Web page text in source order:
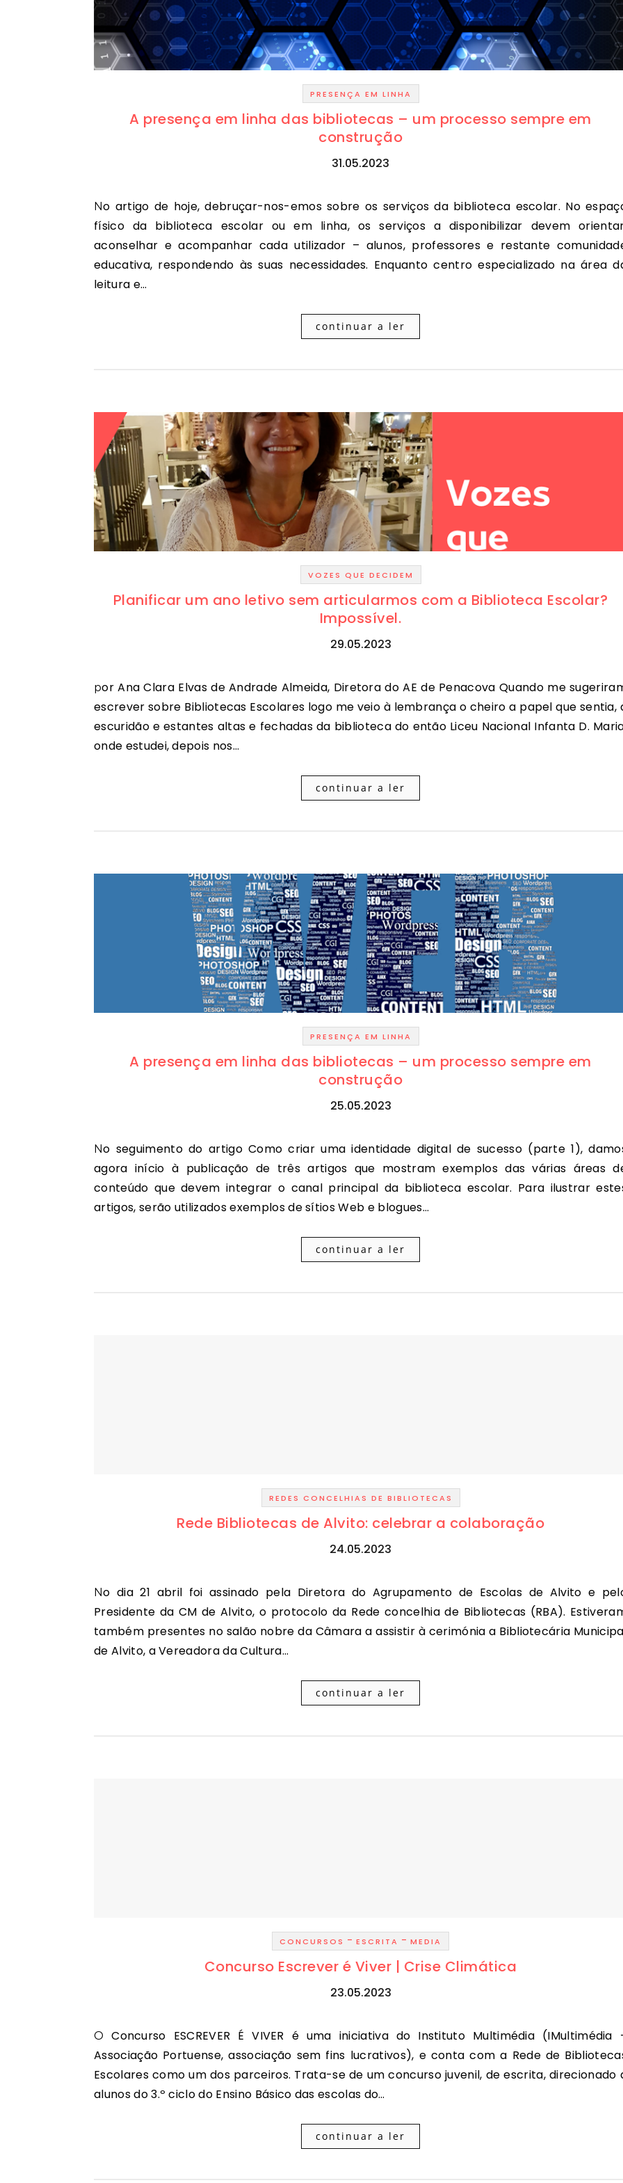
PRESENÇA EM LINHA
A presença em linha das bibliotecas – um processo sempre em
construção
31.05.2023
No artigo de hoje, debruçar-nos-emos sobre os serviços da biblioteca escolar. No espaço
físico da biblioteca escolar ou em linha, os serviços a disponibilizar devem
aconselhar e acompanhar cada utilizador – alunos, professores e restante
educativa, respondendo às suas necessidades. Enquanto centro especializado na área
leitura e…
continuar a ler
VOZES QUE DECIDEM
Planificar um ano letivo sem articularmos com a Biblioteca Escolar?
Impossível.
29.05.2023
por Ana Clara Elvas de Andrade Almeida, Diretora do AE de Penacova Quando me sugeriram
escrever sobre Bibliotecas Escolares logo me veio à lembrança o cheiro a papel que sentia,
escuridão e estantes altas e fechadas da biblioteca do então Liceu Nacional Infanta D.
onde estudei, depois nos…
continuar a ler
PRESENÇA EM LINHA
A presença em linha das bibliotecas – um processo sempre em
construção
25.05.2023
No seguimento do artigo Como criar uma identidade digital de sucesso (parte 1), damos
agora início à publicação de três artigos que mostram exemplos das várias áreas
conteúdo que devem integrar o canal principal da biblioteca escolar. Para ilustrar
artigos, serão utilizados exemplos de sítios Web e blogues…
continuar a ler
REDES CONCELHIAS DE BIBLIOTECAS
Rede Bibliotecas de Alvito: celebrar a colaboração
24.05.2023
No dia 21 abril foi assinado pela Diretora do Agrupamento de Escolas de Alvito e pelo
Presidente da CM de Alvito, o protocolo da Rede concelhia de Bibliotecas (RBA).
também presentes no salão nobre da Câmara a assistir à cerimónia a Bibliotecária
de Alvito, a Vereadora da Cultura…
continuar a ler
CONCURSOS - ESCRITA - MEDIA
Concurso Escrever é Viver | Crise Climática
23.05.2023
O Concurso ESCREVER É VIVER é uma iniciativa do Instituto Multimédia (IMultimédia –
Associação Portuense, associação sem fins lucrativos), e conta com a Rede de
Escolares como um dos parceiros. Trata-se de um concurso juvenil, de escrita, direcionado
alunos do 3.º ciclo do Ensino Básico das escolas do…
continuar a ler